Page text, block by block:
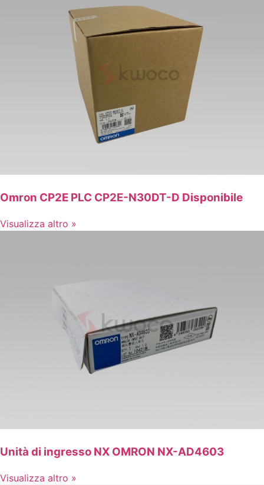
Omron CP2E PLC CP2E-N30DT-D Disponibile
Visualizza altro »
Unità di ingresso NX OMRON NX-AD4603
Visualizza altro »